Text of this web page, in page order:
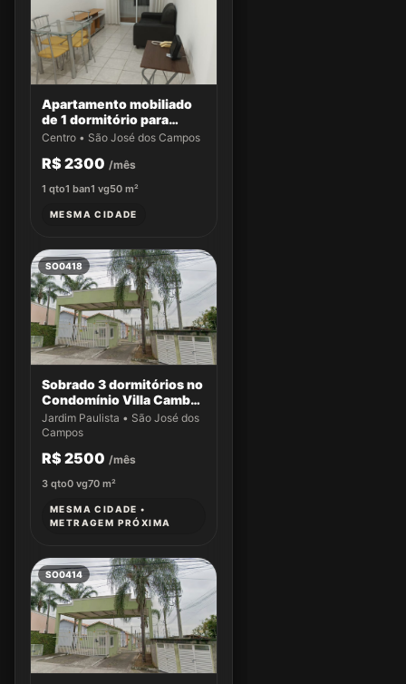
Apartamento mobiliado
de 1 dormitório para
locação no Edifício San
Centro • São José dos Campos
R$ 2300 /mês
1 qto1 ban1 vg50 m²
MESMA CIDADE
SO0418
Sobrado 3 dormitórios no
Condomínio Villa Cambuí
- Casa 033
Jardim Paulista • São José dos
Campos
R$ 2500 /mês
3 qto0 vg70 m²
MESMA CIDADE •
METRAGEM PRÓXIMA
SO0414